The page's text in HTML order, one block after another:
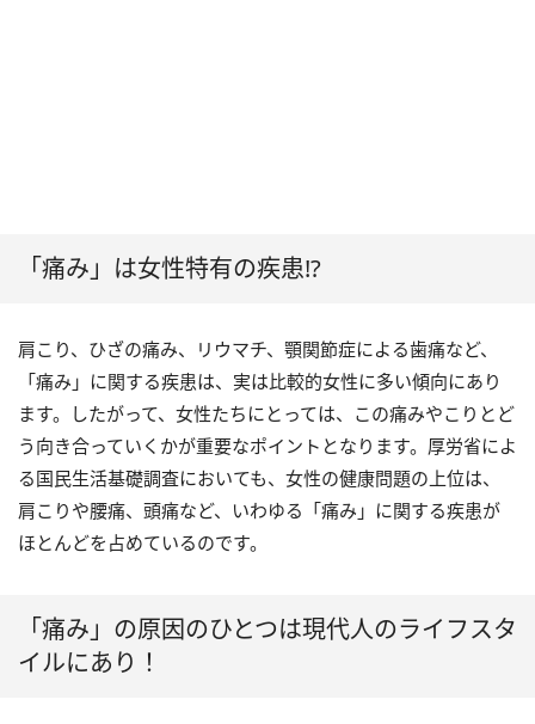
「痛み」は女性特有の疾患!?
肩こり、ひざの痛み、リウマチ、顎関節症による歯痛など、
「痛み」に関する疾患は、実は比較的女性に多い傾向にあり
ます。したがって、女性たちにとっては、この痛みやこりとど
う向き合っていくかが重要なポイントとなります。厚労省によ
る国民生活基礎調査においても、女性の健康問題の上位は、
肩こりや腰痛、頭痛など、いわゆる「痛み」に関する疾患が
ほとんどを占めているのです。
「痛み」の原因のひとつは現代人のライフスタ
イルにあり！